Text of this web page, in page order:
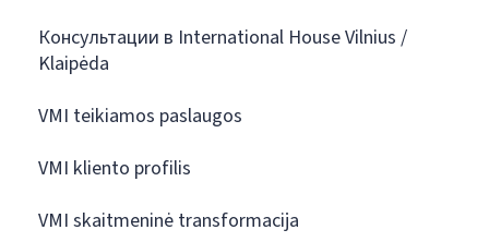
Консультации в International House Vilnius /
Klaipėda
VMI teikiamos paslaugos
VMI kliento profilis
VMI skaitmeninė transformacija